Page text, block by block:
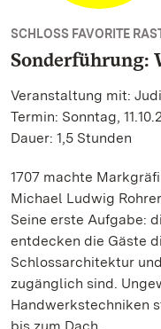
SCHLOSS FAVORITE
Sonderführung:
Veranstaltung mit:
Termin: Sonntag,
Dauer: 1,5 Stunden
1707 machte
Michael Ludwig
Seine erste Aufgabe:
entdecken die Gäste
Schlossarchitektur
zugänglich sind.
Handwerkstechniken